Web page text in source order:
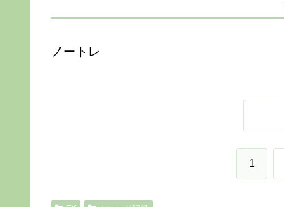
ノートレ
1